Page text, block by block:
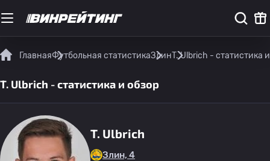
ГлавнаяФутбольная статистикаЗлинT. Ulbrich - статистика
T. Ulbrich - статистика и обзор
T. Ulbrich
Злин, 4